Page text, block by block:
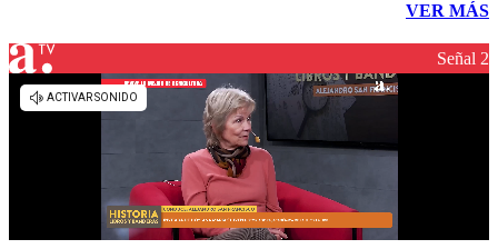
VER MÁS
Señal 2